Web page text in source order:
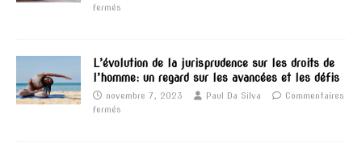
fermés
L’évolution de la jurisprudence sur les droits de
l’homme: un regard sur les avancées et les défis
novembre 7, 2023 Paul Da Silva
Commentaires
fermés